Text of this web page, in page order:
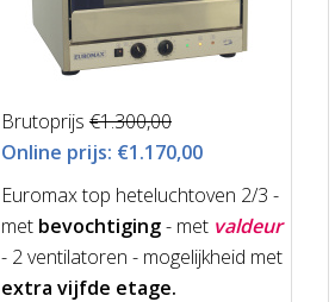
Brutoprijs €1.300,00
Online prijs: €1.170,00
Euromax top heteluchtoven 2/3 -
met bevochtiging- met valdeur
- 2 ventilatoren - mogelijkheid met
extra vijfde etage.